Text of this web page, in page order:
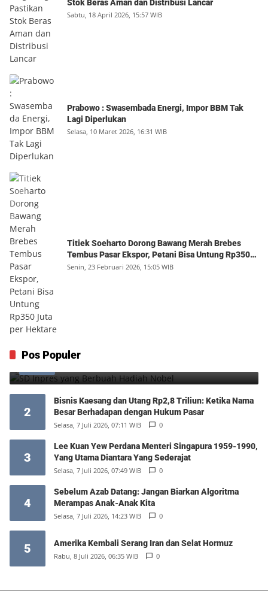
Stok Beras Aman dan Distribusi Lancar
Sabtu, 18 April 2026, 15:57 WIB
Prabowo : Swasembada Energi, Impor BBM Tak
Lagi Diperlukan
Selasa, 10 Maret 2026, 16:31 WIB
Titiek Soeharto Dorong Bawang Merah Brebes
Tembus Pasar Ekspor, Petani Bisa Untung Rp350
Juta per Hektare
Senin, 23 Februari 2026, 15:05 WIB
Pos Populer
1 SD Inpres yang Berbuah Hadiah Nobel
2
Bisnis Kaesang dan Utang Rp2,8 Triliun: Ketika Nama
Besar Berhadapan dengan Hukum Pasar
Selasa, 7 Juli 2026, 07:11 WIB 0
3
Lee Kuan Yew Perdana Menteri Singapura 1959-1990,
Yang Utama Diantara Yang Sederajat
Selasa, 7 Juli 2026, 07:49 WIB 0
4
Sebelum Azab Datang: Jangan Biarkan Algoritma
Merampas Anak-Anak Kita
Selasa, 7 Juli 2026, 14:23 WIB 0
5 Amerika Kembali Serang Iran dan Selat Hormuz
Rabu, 8 Juli 2026, 06:35 WIB 0